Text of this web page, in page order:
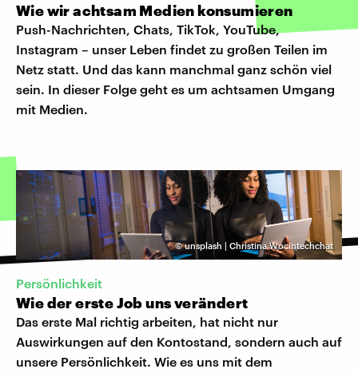
Wie wir achtsam Medien konsumieren
Push-Nachrichten, Chats, TikTok, YouTube,
Instagram – unser Leben findet zu großen Teilen im
Netz statt. Und das kann manchmal ganz schön viel
sein. In dieser Folge geht es um achtsamen Umgang
mit Medien.
©unsplash | Christina Wocintechchat
Persönlichkeit
Wie der erste Job uns verändert
Das erste Mal richtig arbeiten, hat nicht nur
Auswirkungen auf den Kontostand, sondern auch auf
unsere Persönlichkeit. Wie es uns mit dem